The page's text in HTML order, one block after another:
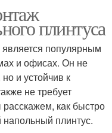
плинтуса
популярным
и офисах. Он не
и устойчив к
не требует
как быстро
напольный плинтус.